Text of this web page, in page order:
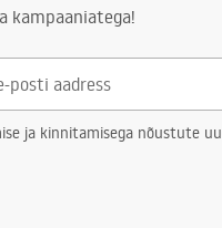
kampaaniatega!
ja kinnitamisega nõustute